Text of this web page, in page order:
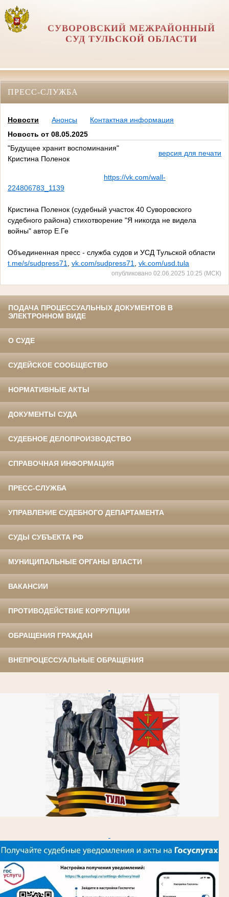
СУВОРОВСКИЙ МЕЖРАЙОННЫЙ
СУД ТУЛЬСКОЙ ОБЛАСТИ
ПРЕСС-СЛУЖБА
Новости Анонсы
Контактная информация
Новость от 08.05.2025
"Будущее хранит воспоминания"
Кристина Поленок
версия для печати
https://vk.com/wall-
224806783_1139
Кристина Поленок (судебный участок 40 Суворовского
судебного района) стихотворение "Я никогда не видела
войны" автор Е.Ге
Объединенная пресс - служба судов и УСД Тульской области
t.me/s/sudpress71
vk.com/sudpress71 vk.com/usd.tula
опубликовано 02.06.2025 10:25 (МСК)
ПОДАЧА ПРОЦЕССУАЛЬНЫХ ДОКУМЕНТОВ В
ЭЛЕКТРОННОМ ВИДЕ
О СУДЕ
СУДЕЙСКОЕ СООБЩЕСТВО
НОРМАТИВНЫЕ АКТЫ
ДОКУМЕНТЫ СУДА
СУДЕБНОЕ ДЕЛОПРОИЗВОДСТВО
СПРАВОЧНАЯ ИНФОРМАЦИЯ
ПРЕСС-СЛУЖБА
УПРАВЛЕНИЕ СУДЕБНОГО ДЕПАРТАМЕНТА
СУДЫ СУБЪЕКТА РФ
МУНИЦИПАЛЬНЫЕ ОРГАНЫ ВЛАСТИ
ВАКАНСИИ
ПРОТИВОДЕЙСТВИЕ КОРРУПЦИИ
ОБРАЩЕНИЯ ГРАЖДАН
ВНЕПРОЦЕССУАЛЬНЫЕ ОБРАЩЕНИЯ